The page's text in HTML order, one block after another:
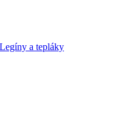
Legíny a tepláky